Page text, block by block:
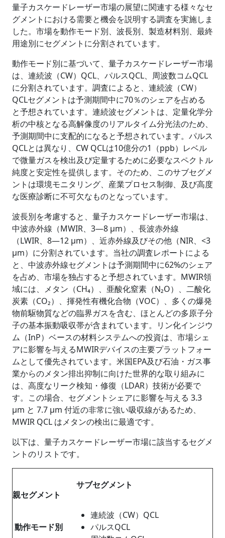
量子カスケードレーザー市場の展望に関連する様々なセ
グメントにおける需要と機会を説明する調査を実施しま
した。市場を動作モード別、 波長別、製造材料別、最終
用途別にセグメントに分割されています。
動作モード別に基づいて、量子カスケードレーザー市場
は、連続波（CW）QCL、パルスQCL、周波数コムQCL
に分割されています。調査によると、連続波（CW）
QCLセグメントは予測期間中に70％のシェアを占める
と予想されています。連続波セグメントは、定量化学分
析の中核となる高解像度のリアルタイム分光法のため、
予測期間中に支配的になると予想されています。パルス
QCLとは異なり、CW QCLは10億分の1（ppb）レベル
で微量ガスを検出及び定量するために必要なスペクトル
純度と安定性を提供します。そのため、このサブセグメ
ントは環境モニタリング、産業プロセス制御、及び高度
な医療診断に不可欠なものとなっています。
波長別を考慮すると、量子カスケードレーザー市場は、
中波赤外線（MWIR、3―8 µm）、長波赤外線
（LWIR、8―12 µm）、近赤外線及びその他（NIR、<3
µm）に分割されています。当社の調査レポートによる
と、中波赤外線セグメントは予測期間中に62%のシェア
を占め、市場を独占すると予想されています。MWIR領
域には、メタン（CH₄）、亜酸化窒素（N₂O）、二酸化
炭素（CO₂）、揮発性有機化合物（VOC）、多くの爆発
物前駆物質などの臨界ガスを含む、ほとんどの多原子分
子の基本振動吸収帯が含まれています。リン化インジウ
ム（InP）ベースの材料システムへの投資は、市場シェ
アに影響を与えるMWIRデバイスの主要プラットフォー
ムとして優先されています。米国EPA及び石油・ガス事
業からのメタン排出抑制に向けた世界的な取り組みに
は、高度なリーク検知・修復（LDAR）技術が必要で
す。この場合、セグメントシェアに影響を与える 3.3
µm と 7.7 µm 付近の非常に強い吸収線があるため、
MWIR QCL はメタンの検出に最適です。
以下は、量子カスケードレーザー市場に該当するセグメ
ントのリストです。
親セグメント
サブセグメント
動作モード別
連続波（CW）QCL
パルスQCL